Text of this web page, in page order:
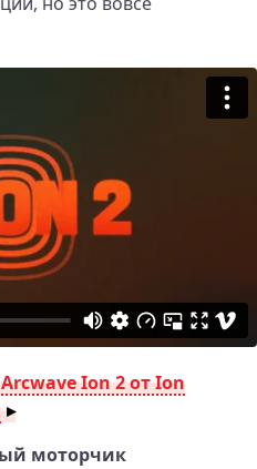
Ion 2 от Ion
моторчик